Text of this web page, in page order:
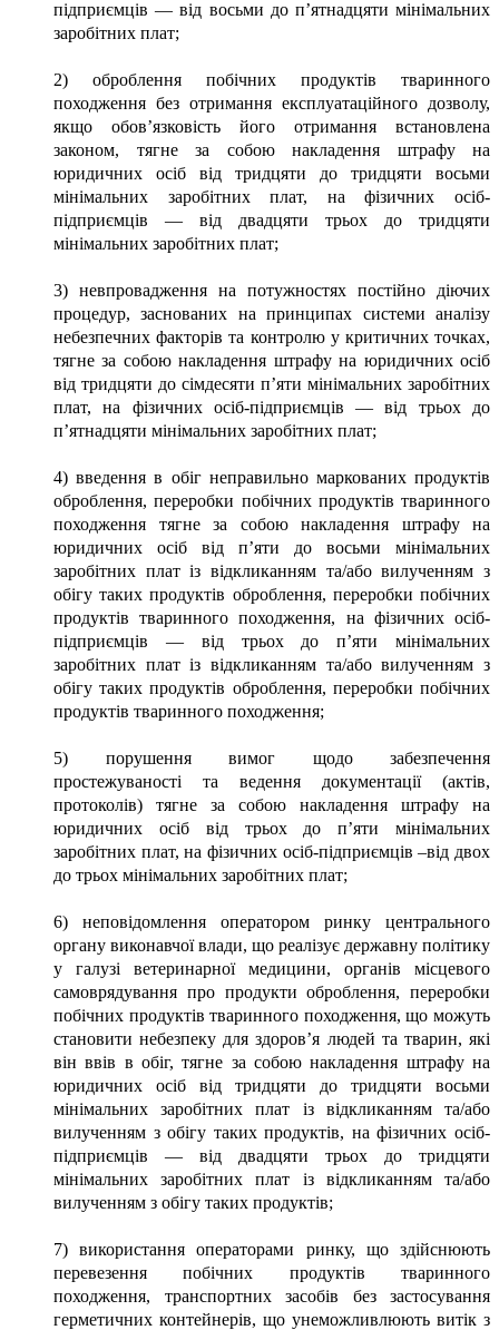
підприємців — від восьми до п’ятнадцяти мінімальних
заробітних плат;
2) оброблення побічних продуктів тваринного
походження без отримання експлуатаційного дозволу,
якщо обов’язковість його отримання встановлена
законом, тягне за собою накладення штрафу на
юридичних осіб від тридцяти до тридцяти восьми
мінімальних заробітних плат, на фізичних осіб-
підприємців — від двадцяти трьох до тридцяти
мінімальних заробітних плат;
3) невпровадження на потужностях постійно діючих
процедур, заснованих на принципах системи аналізу
небезпечних факторів та контролю у критичних точках,
тягне за собою накладення штрафу на юридичних осіб
від тридцяти до сімдесяти п’яти мінімальних заробітних
плат, на фізичних осіб-підприємців — від трьох до
п’ятнадцяти мінімальних заробітних плат;
4) введення в обіг неправильно маркованих продуктів
оброблення, переробки побічних продуктів тваринного
походження тягне за собою накладення штрафу на
юридичних осіб від п’яти до восьми мінімальних
заробітних плат із відкликанням та/або вилученням з
обігу таких продуктів оброблення, переробки побічних
продуктів тваринного походження, на фізичних осіб-
підприємців — від трьох до п’яти мінімальних
заробітних плат із відкликанням та/або вилученням з
обігу таких продуктів оброблення, переробки побічних
продуктів тваринного походження;
5) порушення вимог щодо забезпечення
простежуваності та ведення документації (актів,
протоколів) тягне за собою накладення штрафу на
юридичних осіб від трьох до п’яти мінімальних
заробітних плат, на фізичних осіб-підприємців –від двох
до трьох мінімальних заробітних плат;
6) неповідомлення оператором ринку центрального
органу виконавчої влади, що реалізує державну політику
у галузі ветеринарної медицини, органів місцевого
самоврядування про продукти оброблення, переробки
побічних продуктів тваринного походження, що можуть
становити небезпеку для здоров’я людей та тварин, які
він ввів в обіг, тягне за собою накладення штрафу на
юридичних осіб від тридцяти до тридцяти восьми
мінімальних заробітних плат із відкликанням та/або
вилученням з обігу таких продуктів, на фізичних осіб-
підприємців — від двадцяти трьох до тридцяти
мінімальних заробітних плат із відкликанням та/або
вилученням з обігу таких продуктів;
7) використання операторами ринку, що здійснюють
перевезення побічних продуктів тваринного
походження, транспортних засобів без застосування
герметичних контейнерів, що унеможливлюють витік з